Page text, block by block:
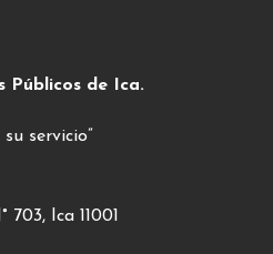
Públicos de Ica.
servicio”
Ica 11001